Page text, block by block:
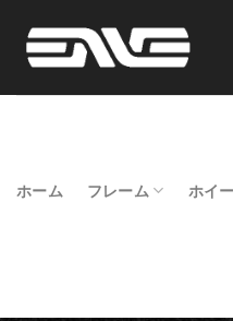
content
ホーム フレーム ホイ